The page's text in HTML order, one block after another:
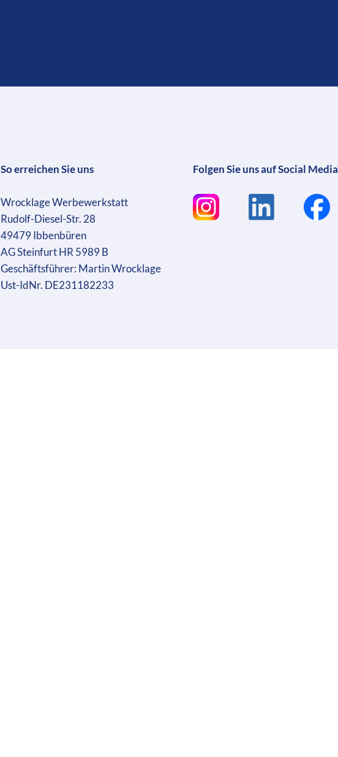
So erreichen Sie uns
Wrocklage Werbewerkstatt
Rudolf-Diesel-Str. 28
49479 Ibbenbüren
AG Steinfurt HR 5989 B
Geschäftsführer: Martin Wrocklage
Ust-IdNr. DE231182233
Folgen Sie uns auf Social Media